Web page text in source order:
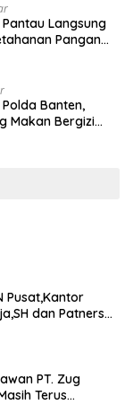
Langsung
Pangan
Banten,
Makan Bergizi
Pusat,Kantor
dan Patners
PT. Zug
Terus